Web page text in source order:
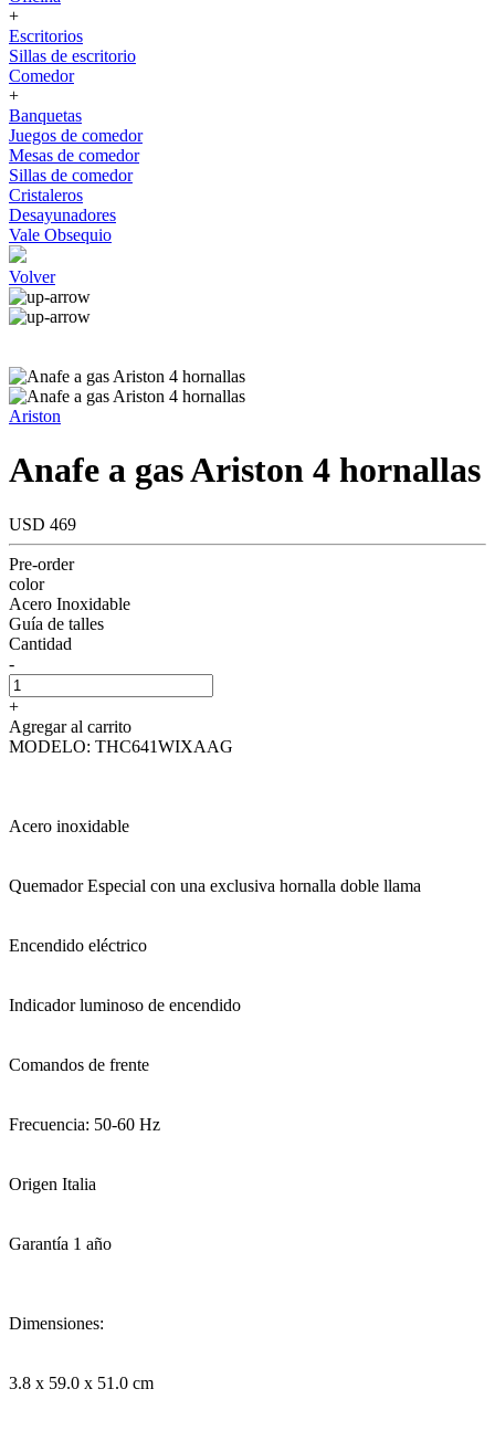
+
Escritorios
Sillas de escritorio
Comedor
+
Banquetas
Juegos de comedor
Mesas de comedor
Sillas de comedor
Cristaleros
Desayunadores
Vale Obsequio
Volver
Ariston
Anafe a gas Ariston 4 hornallas
USD 469
Pre-order
color
Acero Inoxidable
Guía de talles
Cantidad
-
+
Agregar al carrito
MODELO: THC641WIXAAG
Acero inoxidable
Quemador Especial con una exclusiva hornalla doble llama
Encendido eléctrico
Indicador luminoso de encendido
Comandos de frente
Frecuencia: 50-60 Hz
Origen Italia
Garantía 1 año
Dimensiones:
3.8 x 59.0 x 51.0 cm